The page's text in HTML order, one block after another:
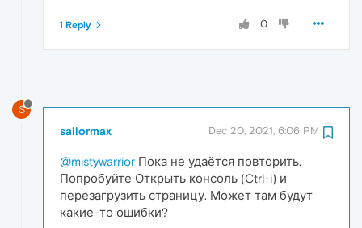
0
1 Reply
S
sailormax Dec 20, 2021, 6:06 PM
@mistywarrior Пока не удаётся повторить.
Попробуйте Открыть консоль (Ctrl-i) и
перезагрузить страницу. Может там будут
какие-то ошибки?